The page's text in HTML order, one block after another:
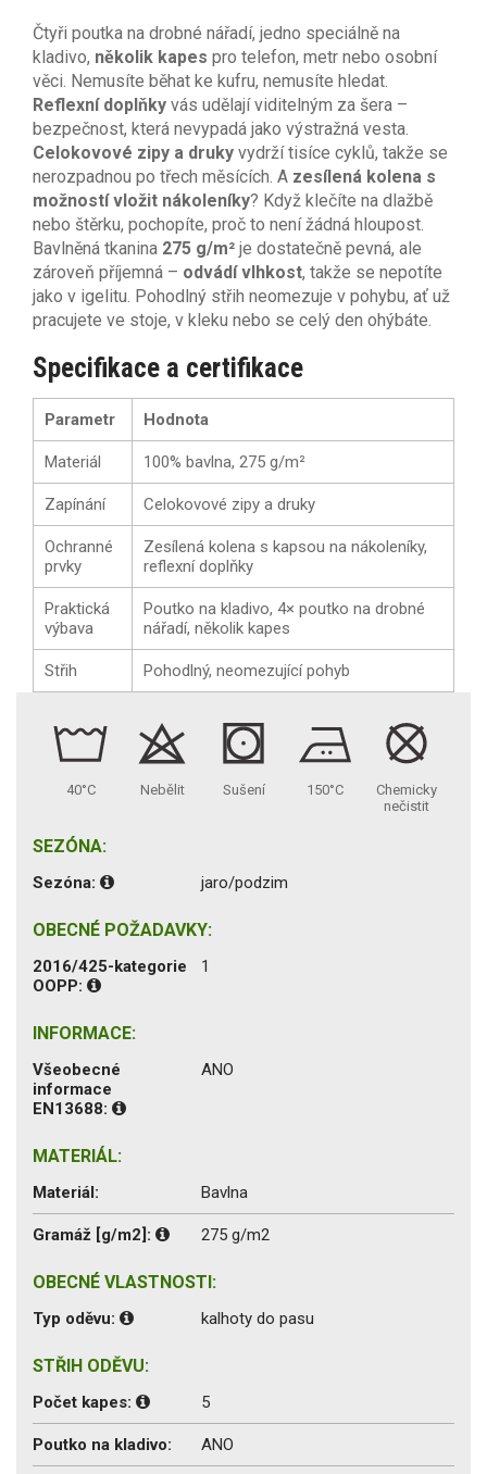
Čtyři poutka na drobné nářadí, jedno speciálně na
kladivo, několik kapes pro telefon, metr nebo osobní
věci. Nemusíte běhat ke kufru, nemusíte hledat.
Reflexní doplňky vás udělají viditelným za šera –
bezpečnost, která nevypadá jako výstražná vesta.
Celokovové zipy a druky vydrží tisíce cyklů, takže se
nerozpadnou po třech měsících. A zesílená kolena s
možností vložit nákoleníky? Když klečíte na dlažbě
nebo štěrku, pochopíte, proč to není žádná hloupost.
Bavlněná tkanina 275 g/m² je dostatečně pevná, ale
zároveň příjemná – odvádí vlhkost, takže se nepotíte
jako v igelitu. Pohodlný střih neomezuje v pohybu, ať už
pracujete ve stoje, v kleku nebo se celý den ohýbáte.
Specifikace a certifikace
Parametr Hodnota
Materiál 100% bavlna, 275 g/m²
Zapínání Celokovové zipy a druky
Ochranné
prvky
Zesílená kolena s kapsou na nákoleníky,
reflexní doplňky
Praktická
výbava
Poutko na kladivo, 4× poutko na drobné
nářadí, několik kapes
Střih Pohodlný, neomezující pohyb
40°C Nebělit Sušení 150°C
Chemicky
nečistit
SEZÓNA:
Sezóna: jaro/podzim
OBECNÉ POŽADAVKY:
2016/425-kategorie
OOPP:
1
INFORMACE:
Všeobecné
informace
EN13688:
ANO
MATERIÁL:
Materiál: Bavlna
Gramáž [g/m2]: 275 g/m2
OBECNÉ VLASTNOSTI:
Typ oděvu: kalhoty do pasu
STŘIH ODĚVU:
Počet kapes: 5
Poutko na kladivo: ANO